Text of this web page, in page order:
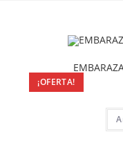
¡OFERTA!